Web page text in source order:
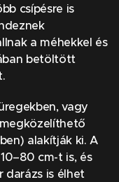
csípésre is
a méhekkel és
betöltött
vagy
alakítják ki. A
cm-t is, és
darázs is élhet